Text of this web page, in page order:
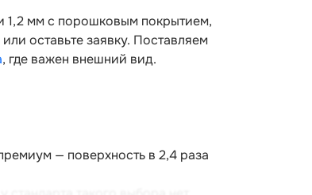
1,2 мм с порошковым покрытием,
оставьте заявку. Поставляем
, где важен внешний вид.
— поверхность в 2,4 раза